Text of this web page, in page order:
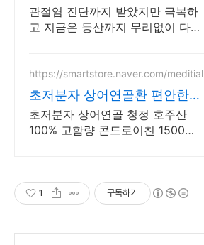
제는 극복했습니다.
관절염 진단까지 받았지만 극복하
고 지금은 등산까지 무리없이 다니
https://smartstore.naver.com/meditial
초저분자 상어연골환 편안한
목넘김, 식물첨가물X
초저분자 상어연골 청정 호주산
100% 고함량 콘드로이친 1500mg
1 구독하기